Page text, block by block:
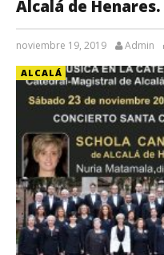
Alcalá de Henares.
noviembre 19, 2019 Admin
ALCALÁ